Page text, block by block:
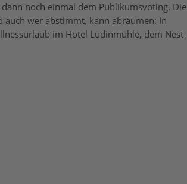
noch einmal dem Publikumsvoting. Die
auch wer abstimmt, kann abräumen: In
im Hotel Ludinmühle, dem Nest